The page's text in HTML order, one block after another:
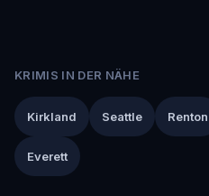
KRIMIS IN DER NÄHE
Kirkland Seattle Renton
Everett